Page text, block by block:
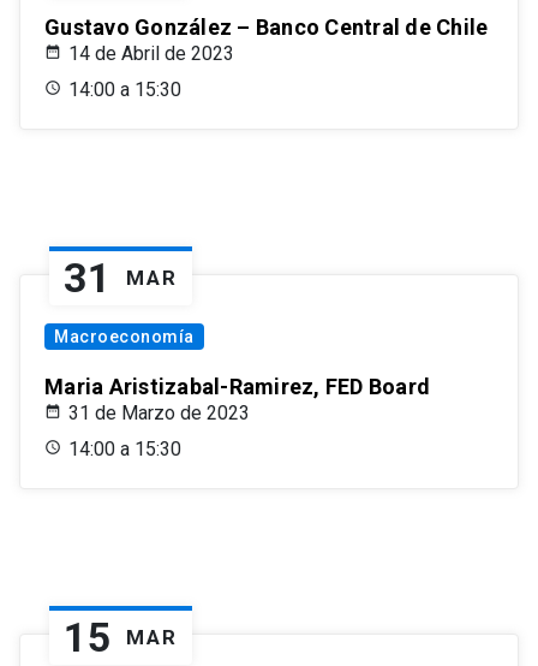
Gustavo González – Banco Central de Chile
14 de Abril de 2023
14:00 a 15:30
31 MAR
Macroeconomía
Maria Aristizabal-Ramirez, FED Board
31 de Marzo de 2023
14:00 a 15:30
15 MAR